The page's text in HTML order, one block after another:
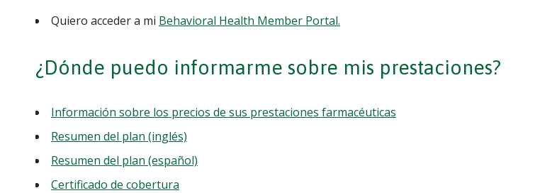
Quiero acceder a mi Behavioral Health Member Portal.
¿Dónde puedo informarme sobre mis prestaciones?
Información sobre los precios de sus prestaciones farmacéuticas
Resumen del plan (inglés)
Resumen del plan (español)
Certificado de cobertura